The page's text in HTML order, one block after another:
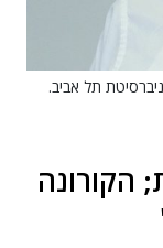
תל אביב.
הקורונה